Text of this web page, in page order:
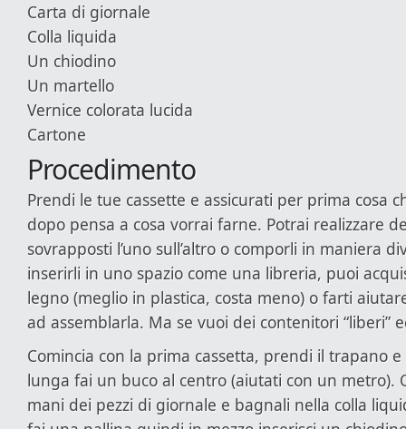
Carta di giornale
Colla liquida
Un chiodino
Un martello
Vernice colorata lucida
Cartone
Procedimento
Prendi le tue cassette e assicurati per prima cosa
dopo pensa a cosa vorrai farne. Potrai realizzare
sovrapposti l’uno sull’altro o comporli in maniera
inserirli in uno spazio come una libreria, puoi
legno (meglio in plastica, costa meno) o farti
ad assemblarla. Ma se vuoi dei contenitori “liberi”
Comincia con la prima cassetta, prendi il trapano
lunga fai un buco al centro (aiutati con un metro).
mani dei pezzi di giornale e bagnali nella colla